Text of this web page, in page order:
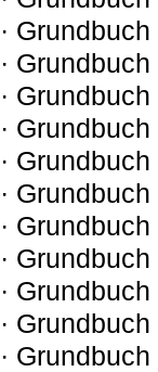
·
·
·
·
·
·
·
·
·
·
·